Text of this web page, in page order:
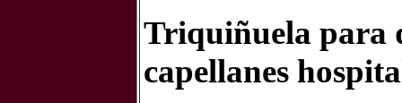
Triquiñuela para
capellanes